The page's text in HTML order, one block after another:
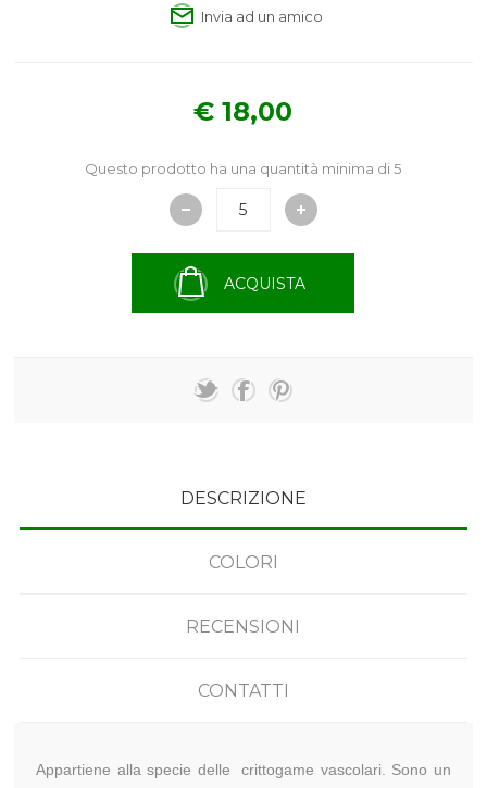
Invia ad un amico
€ 18,00
Questo prodotto ha una quantità minima di 5
ACQUISTA
DESCRIZIONE
COLORI
RECENSIONI
CONTATTI
Appartiene alla specie delle crittogame vascolari. Sono un